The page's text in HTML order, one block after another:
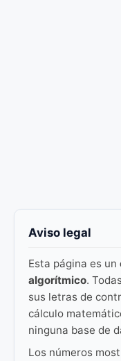
Aviso legal
Esta página es un
algorítmico.
sus letras de
cálculo
ninguna base de
Los números